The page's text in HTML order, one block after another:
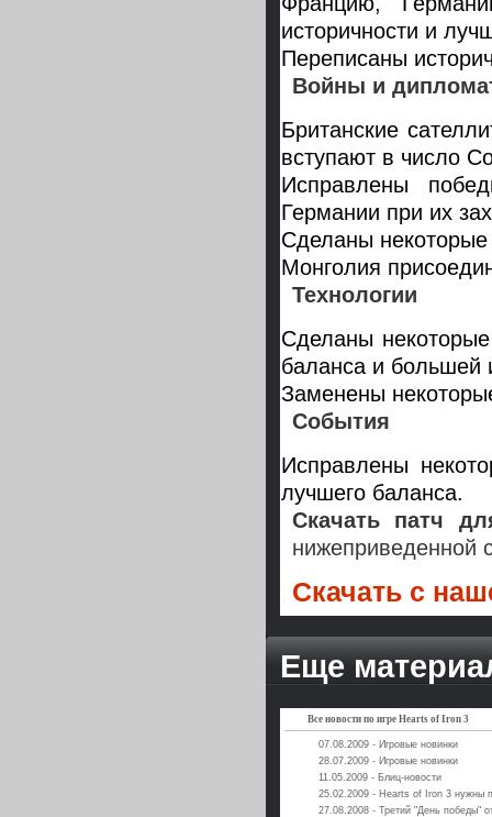
историчности и
Переписаны
Войны и
Британские
вступают в число
Исправлены
Германии при их
Сделаны
Монголия
Технологии
Сделаны
баланса и большей
Заменены
События
Исправлены
лучшего баланса.
Скачать патч
нижеприведенной
Скачать с
Еще
Все новости по игре Hearts of Iron 3
07.08.2009 - Игровые новинки
28.07.2009 - Игровые новинки
11.05.2009 - Блиц-новости
25.02.2009 - Hearts of Iron 3 нужны
27.08.2008 - Третий "День победы"